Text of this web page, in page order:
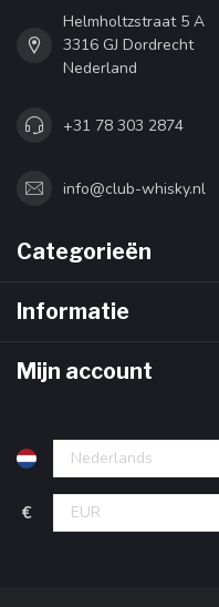
Helmholtzstraat 5 A
3316 GJ Dordrecht
Nederland
+31 78 303 2874
info@club-whisky.nl
Categorieën
Informatie
Mijn account
€